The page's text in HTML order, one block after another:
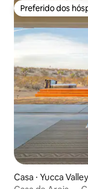
Preferido dos
Preferido dos
Casa ⋅ Yucca Valley